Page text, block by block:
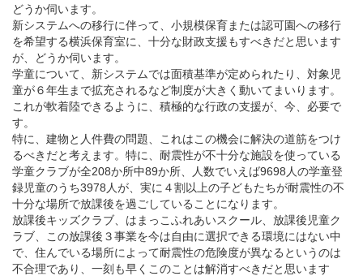
どうか伺います。
新システムへの移行に伴って、小規模保育または認可園への移行
を希望する横浜保育室に、十分な財政支援もすべきだと思います
が、どうか伺います。
学童について、新システムでは面積基準が定められたり、対象児
童が６年生まで拡充されるなど制度が大きく動いてまいります。
これが軟着陸できるように、積極的な行政の支援が、今、必要で
す。
特に、建物と人件費の問題、これはこの機会に解決の道筋をつけ
るべきだと考えます。特に、耐震性が不十分な施設を使っている
学童クラブが全208か所中89か所、人数でいえば9698人の学童登
録児童のうち3978人が、実に４割以上の子どもたちが耐震性の不
十分な場所で放課後を過ごしていることになります。
放課後キッズクラブ、はまっこふれあいスクール、放課後児童ク
ラブ、この放課後３事業を今は自由に選択できる環境にはない中
で、住んでいる場所によって耐震性の危険度が異なるというのは
不合理であり、一刻も早くこのことは解消すべきだと思います